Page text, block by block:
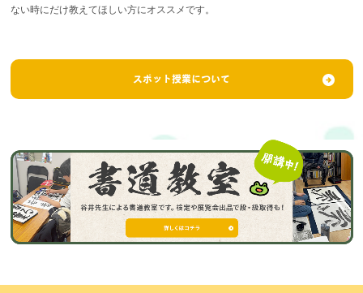
ない時にだけ教えてほしい方にオススメです。
スポット授業について